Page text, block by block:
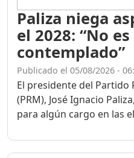
Paliza niega
el 2028: “No
contemplado”
Publicado el 05/08/2026 -
El presidente del
(PRM), José Ignacio
para algún cargo en las